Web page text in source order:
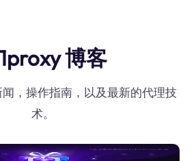
博客
，操作指南，以及最新的代理技
术。